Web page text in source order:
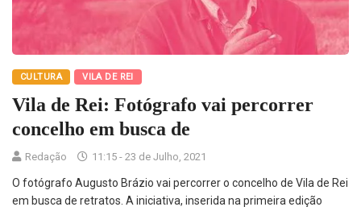
CULTURA VILA DE REI
Vila de Rei: Fotógrafo vai percorrer
concelho em busca de
Redação 11:15 - 23 de Julho, 2021
O fotógrafo Augusto Brázio vai percorrer o concelho de Vila de Rei
em busca de retratos. A iniciativa, inserida na primeira edição